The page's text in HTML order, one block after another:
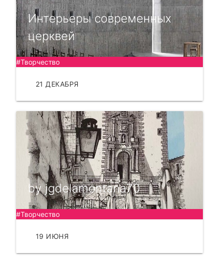
Интерьеры современных
церквей
#Творчество
21 ДЕКАБРЯ
by jgdelamontana70
#Творчество
19 ИЮНЯ